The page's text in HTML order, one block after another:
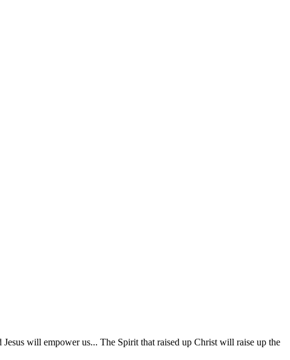
will empower us... The Spirit that raised up Christ will raise up the